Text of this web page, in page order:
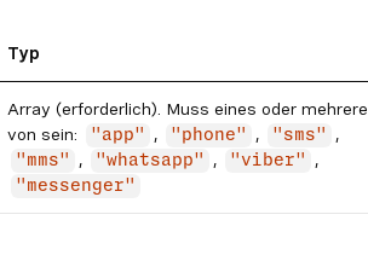
Typ
Array (erforderlich). Muss eines oder mehrere
von sein:
"app" , "phone" , "sms" ,
"mms" , "whatsapp" , "viber" ,
"messenger"